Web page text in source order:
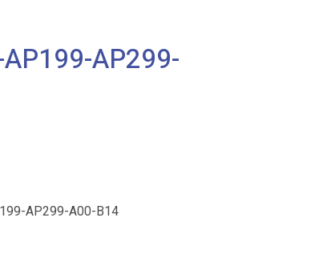
AP299-
AP299-A00-B14